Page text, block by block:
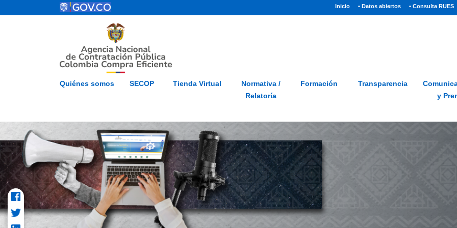
Pasar al contenido principal Inicio(current)
• Datos abiertos • Consulta RUES
Inicio Mapa del Sitio Glosario PQRSD Preguntas frecuentes
Quiénes somos SECOP Tienda Virtual
Normativa /
Relatoría
Formación Transparencia
y